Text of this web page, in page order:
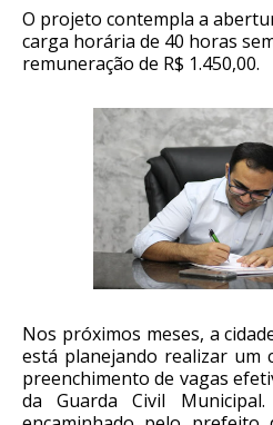
O projeto contempla a
carga horária de 40 horas
remuneração de R$ 1.450,00.
Nos próximos meses, a
está planejando realizar um
preenchimento de vagas
da Guarda Civil